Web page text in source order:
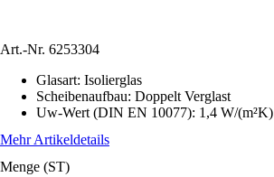
Art.-Nr. 6253304
Glasart: Isolierglas
Scheibenaufbau: Doppelt Verglast
Uw-Wert (DIN EN 10077): 1,4 W/(m²K)
Mehr Artikeldetails
Menge (ST)